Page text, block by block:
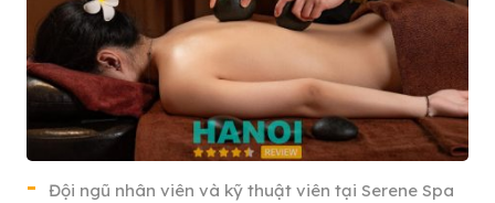
Đội ngũ nhân viên và kỹ thuật viên tại Serene Spa